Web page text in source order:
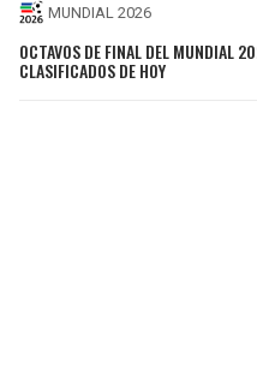
MUNDIAL 2026
OCTAVOS DE FINAL DEL MUNDIAL
CLASIFICADOS DE HOY